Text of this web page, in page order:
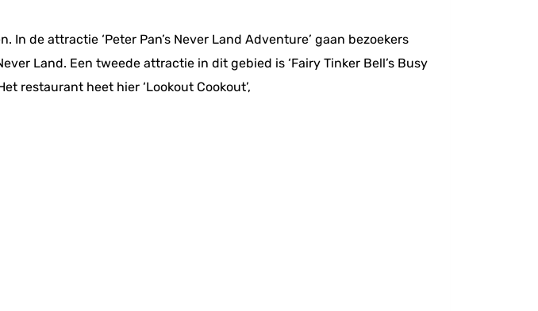
de attractie ‘Peter Pan’s Never Land Adventure’ gaan bezoekers
Land. Een tweede attractie in dit gebied is ‘Fairy Tinker Bell’s Busy
restaurant heet hier ‘Lookout Cookout’,